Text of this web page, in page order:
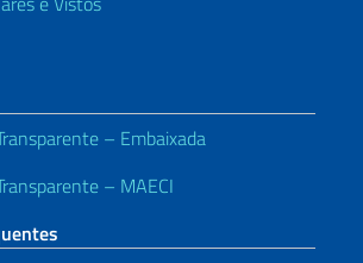
– Embaixada
– MAECI